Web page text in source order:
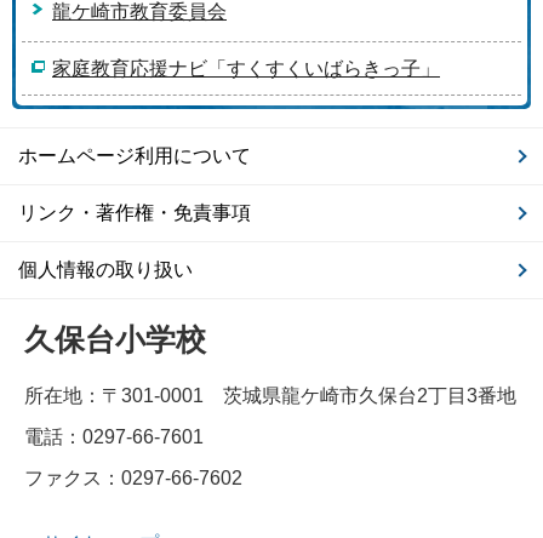
龍ケ崎市教育委員会
家庭教育応援ナビ「すくすくいばらきっ子」
ホームページ利用について
リンク・著作権・免責事項
個人情報の取り扱い
久保台小学校
所在地：〒301-0001 茨城県龍ケ崎市久保台2丁目3番地
電話：0297-66-7601
ファクス：0297-66-7602